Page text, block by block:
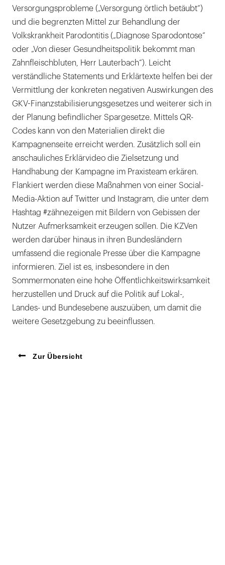
Versorgungsprobleme („Versorgung örtlich betäubt“)
und die begrenzten Mittel zur Behandlung der
Volkskrankheit Parodontitis („Dia­gnose Sparodontose“
oder „Von dieser Gesundheitspolitik bekommt man
Zahnfleischbluten, Herr Lauterbach“). Leicht
verständliche Statements und Erklärtexte helfen bei der
Vermittlung der konkreten negativen Auswirkungen des
GKV-Finanzstabilisierungsgesetzes und weiterer sich in
der Planung befindlicher Spargesetze. Mittels QR-
Codes kann von den Materialien direkt die
Kampagnenseite erreicht werden. Zusätzlich soll ein
anschauliches Erklärvideo die Zielsetzung und
Handhabung der Kampagne im Praxisteam erkären.
Flankiert werden diese Maßnahmen von einer Social-
Media-Aktion auf Twitter und Instagram, die unter dem
Hashtag #zähnezeigen mit Bildern von Gebissen der
Nutzer Aufmerksamkeit erzeugen sollen. Die KZVen
werden darüber hinaus in ihren Bundesländern
umfassend die regionale Presse über die Kampagne
informieren. Ziel ist es, insbesondere in den
Sommermonaten eine hohe Öffentlichkeitswirksamkeit
herzustellen und Druck auf die Politik auf Lokal-,
Landes- und Bundesebene auszuüben, um damit die
weitere Gesetzgebung zu beeinflussen.
Zur Übersicht